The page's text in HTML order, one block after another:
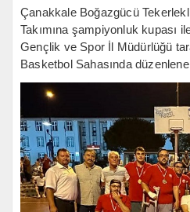
Çanakkale Boğazgücü
Takımına şampiyonluk kupası
Gençlik ve Spor İl Müdürlüğü
Basketbol Sahasında